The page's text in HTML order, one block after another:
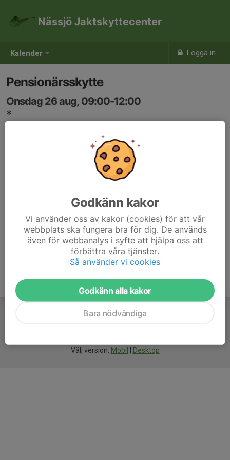
Kalender Logga in
Nässjö Jaktskyttecenter
Pensionärsskytte
Onsdag 26 aug, 09:00-12:00
*
Välj version: Mobil Desktop
Godkänn kakor
Vi använder oss av kakor (cookies) för att vår
webbplats ska fungera bra för dig. De används
även för webbanalys i syfte att hjälpa oss att
förbättra våra tjänster.
Så använder vi cookies
Godkänn alla kakor
Bara nödvändiga